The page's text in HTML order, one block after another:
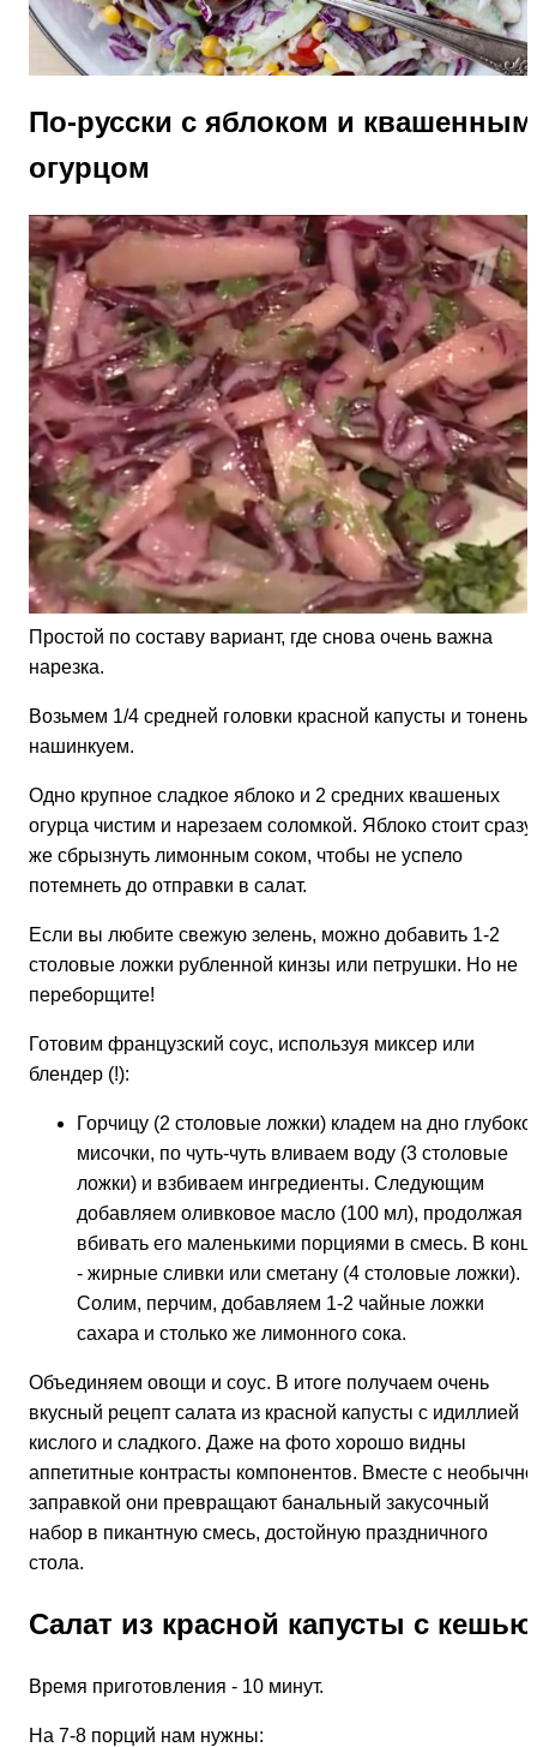
По-русски с яблоком и квашенным
огурцом
Простой по составу вариант, где снова очень важна
нарезка.
Возьмем 1/4 средней головки красной капусты и
нашинкуем.
Одно крупное сладкое яблоко и 2 средних квашеных
огурца чистим и нарезаем соломкой. Яблоко стоит сразу
же сбрызнуть лимонным соком, чтобы не успело
потемнеть до отправки в салат.
Если вы любите свежую зелень, можно добавить 1-2
столовые ложки рубленной кинзы или петрушки. Но не
переборщите!
Готовим французский соус, используя миксер или
блендер (!):
Горчицу (2 столовые ложки) кладем на дно
мисочки, по чуть-чуть вливаем воду (3 столовые
ложки) и взбиваем ингредиенты. Следующим
добавляем оливковое масло (100 мл), продолжая
вбивать его маленькими порциями в смесь. В
- жирные сливки или сметану (4 столовые ложки).
Солим, перчим, добавляем 1-2 чайные ложки
сахара и столько же лимонного сока.
Объединяем овощи и соус. В итоге получаем очень
вкусный рецепт салата из красной капусты с идиллией
кислого и сладкого. Даже на фото хорошо видны
аппетитные контрасты компонентов. Вместе с
заправкой они превращают банальный закусочный
набор в пикантную смесь, достойную праздничного
стола.
Салат из красной капусты с кешью
Время приготовления - 10 минут.
На 7-8 порций нам нужны: